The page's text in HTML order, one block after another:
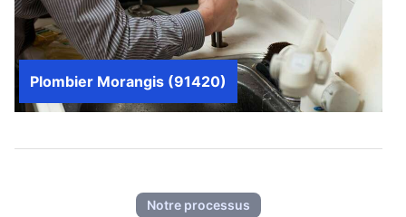
Plombier Morangis (91420)
Notre processus